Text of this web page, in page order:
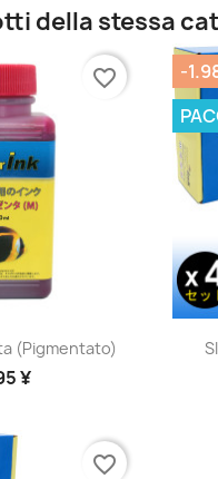
della stessa
(pigmentato)
¥
favorite_border
-
favorite_border